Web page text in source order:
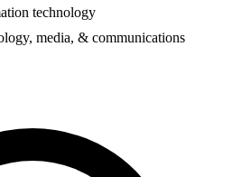
technology
media, & communications